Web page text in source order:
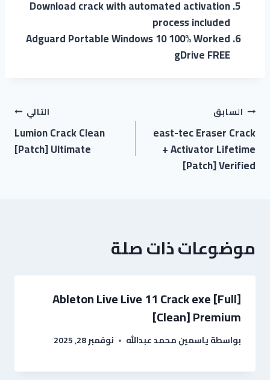
Download crack with automated activation
process included
Adguard Portable Windows 10 100% Worked
gDrive FREE
السابق
east-tec Eraser Crack
+ Activator Lifetime
[Patch] Verified
التالي
Lumion Crack Clean
[Patch] Ultimate
موضوعات ذات صلة
Ableton Live Live 11 Crack exe [Full]
[Clean] Premium
بواسطةياسمين محمد عبدالله نوفمبر 28, 2025